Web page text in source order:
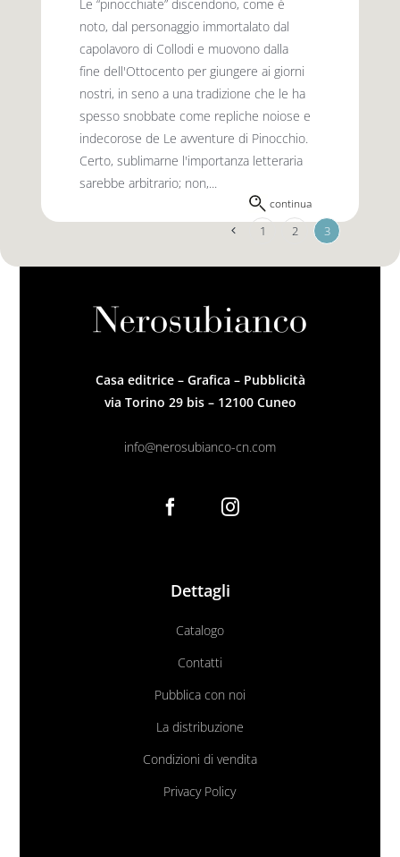
Le “pinocchiate” discendono, come è
noto, dal personaggio immortalato dal
capolavoro di Collodi e muovono dalla
fine dell'Ottocento per giungere ai giorni
nostri, in seno a una tradizione che le ha
spesso snobbate come repliche noiose e
indecorose de Le avventure di Pinocchio.
Certo, sublimarne l'importanza letteraria
sarebbe arbitrario; non,...
continua
1 2 3
Casa editrice – Grafica – Pubblicità
via Torino 29 bis – 12100 Cuneo
info@nerosubianco-cn.com
Dettagli
Catalogo
Contatti
Pubblica con noi
La distribuzione
Condizioni di vendita
Privacy Policy